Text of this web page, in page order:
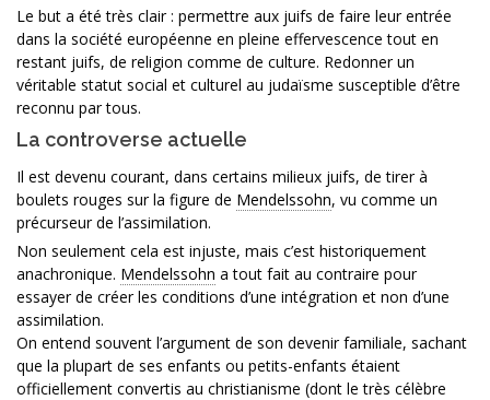
Le but a été très clair : permettre aux juifs de faire leur entrée
dans la société européenne en pleine effervescence tout en
restant juifs, de religion comme de culture. Redonner un
véritable statut social et culturel au judaïsme susceptible d’être
reconnu par tous.
La controverse actuelle
Il est devenu courant, dans certains milieux juifs, de tirer à
boulets rouges sur la figure de Mendelssohn, vu comme un
précurseur de l’assimilation.
Non seulement cela est injuste, mais c’est historiquement
anachronique. Mendelssohn a tout fait au contraire pour
essayer de créer les conditions d’une intégration et non d’une
assimilation.
On entend souvent l’argument de son devenir familiale, sachant
que la plupart de ses enfants ou petits-enfants étaient
officiellement convertis au christianisme (dont le très célèbre